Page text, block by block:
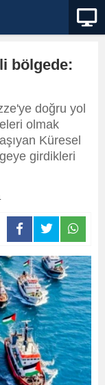
bölgede:
doğru yol
olmak
Küresel
girdikleri